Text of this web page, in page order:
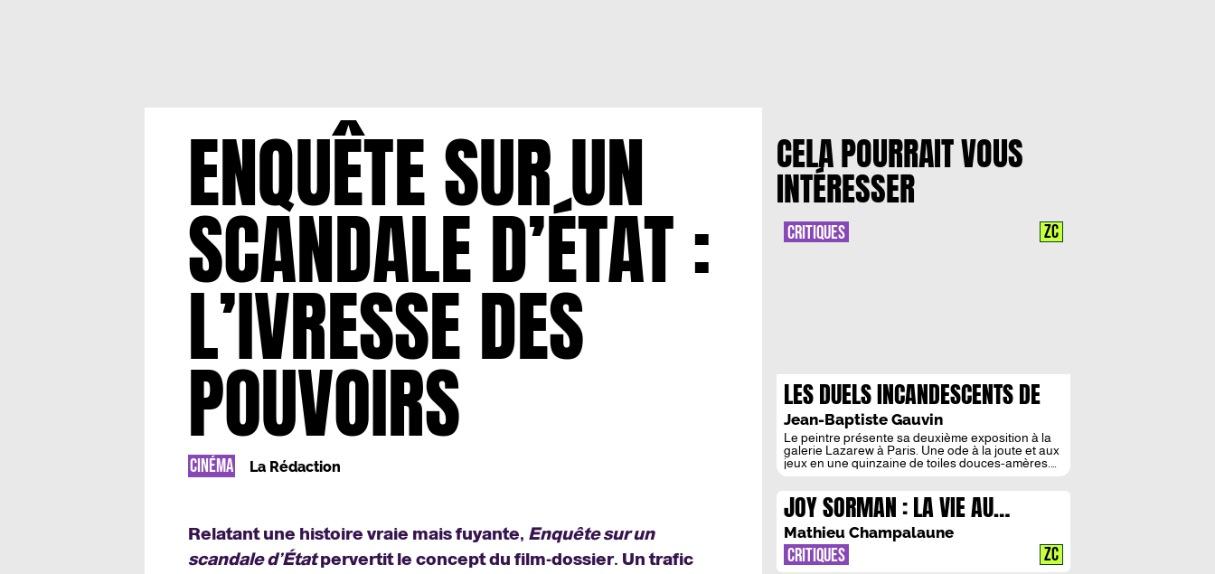
ENQUÊTE SUR UN
SCANDALE D’ÉTAT :
L’IVRESSE DES
POUVOIRS
CINÉMA La Rédaction
Relatant une histoire vraie mais fuyante, Enquête sur un
scandale d’Étatpervertit le concept du film-dossier. Un trafic
CELA POURRAIT VOUS
INTÉRESSER
LES DUELS INCANDESCENTS DE
FELIX DESCHAMPS MAK
Jean-Baptiste Gauvin
Le peintre présente sa deuxième exposition à la
galerie Lazarew à Paris. Une ode à la joute et aux
jeux en une quinzaine de toiles douces-amères.
gauche, déferlant telle une vague aux côtés de
joueurs de cartes impassibles, qui accueille le […]
CRITIQUES ZC
JOY SORMAN : LA VIE AU
TRIBUNAL
Mathieu Champalaune
CRITIQUES ZC